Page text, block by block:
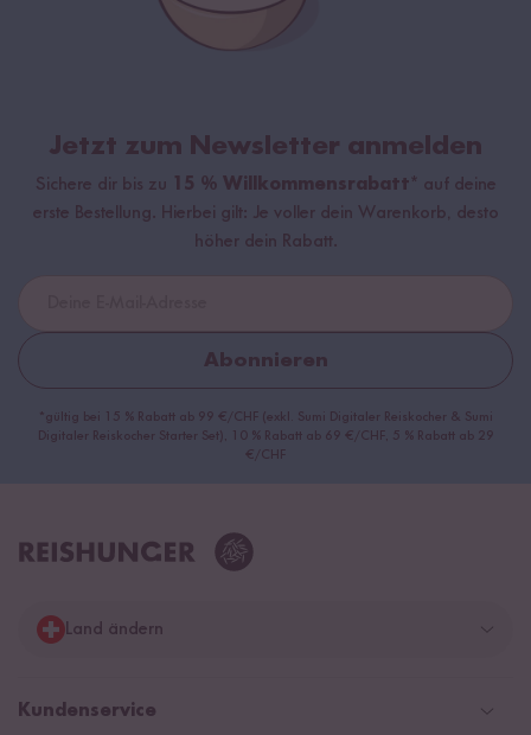
Jetzt zum Newsletter anmelden
Sichere dir bis zu 15 % Willkommensrabatt* auf deine
erste Bestellung. Hierbei gilt: Je voller dein Warenkorb, desto
höher dein Rabatt.
Abonnieren
*gültig bei 15 % Rabatt ab 99 €/CHF (exkl. Sumi Digitaler Reiskocher & Sumi
Digitaler Reiskocher Starter Set), 10 % Rabatt ab 69 €/CHF, 5 % Rabatt ab 29
€/CHF
Land ändern
Deutschland
Kundenservice